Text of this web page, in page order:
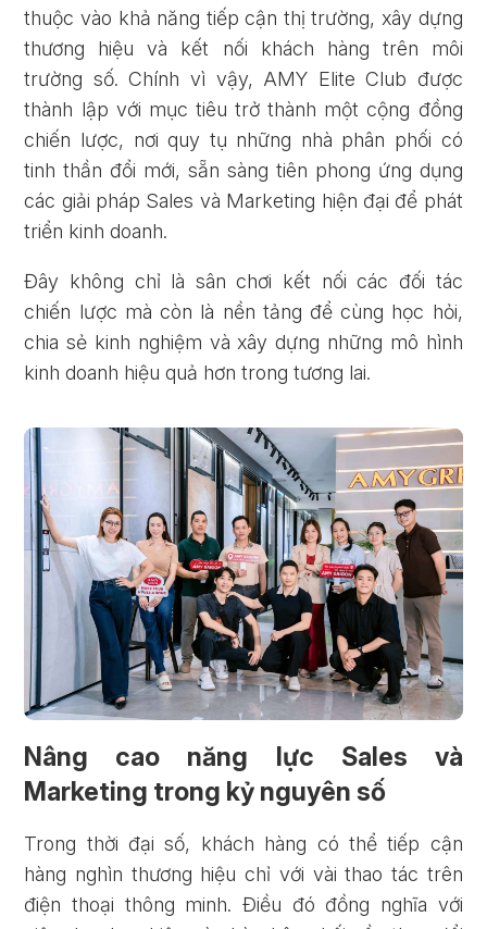
thuộc vào khả năng tiếp cận thị trường, xây dựng
thương hiệu và kết nối khách hàng trên môi
trường số. Chính vì vậy, AMY Elite Club được
thành lập với mục tiêu trở thành một cộng đồng
chiến lược, nơi quy tụ những nhà phân phối có
tinh thần đổi mới, sẵn sàng tiên phong ứng dụng
các giải pháp Sales và Marketing hiện đại để phát
triển kinh doanh.
Đây không chỉ là sân chơi kết nối các đối tác
chiến lược mà còn là nền tảng để cùng học hỏi,
chia sẻ kinh nghiệm và xây dựng những mô hình
kinh doanh hiệu quả hơn trong tương lai.
Nâng cao năng lực Sales và
Marketing trong kỷ nguyên số
Trong thời đại số, khách hàng có thể tiếp cận
hàng nghìn thương hiệu chỉ với vài thao tác trên
điện thoại thông minh. Điều đó đồng nghĩa với